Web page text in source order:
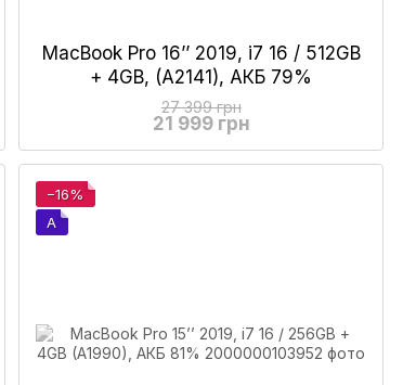
MacBook Pro 16’’ 2019, i7 16 / 512GB
+ 4GB, (A2141), АКБ 79%
27 399 грн
21 999 грн
−16%
A